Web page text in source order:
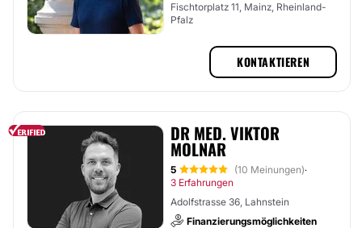
Fischtorplatz 11, Mainz, Rheinland-
Pfalz
KONTAKTIEREN
DR MED. VIKTOR
MOLNAR
5 (10 Meinungen)·
3 Erfahrungen
Adolfstrasse 36, Lahnstein
Finanzierungsmöglichkeiten